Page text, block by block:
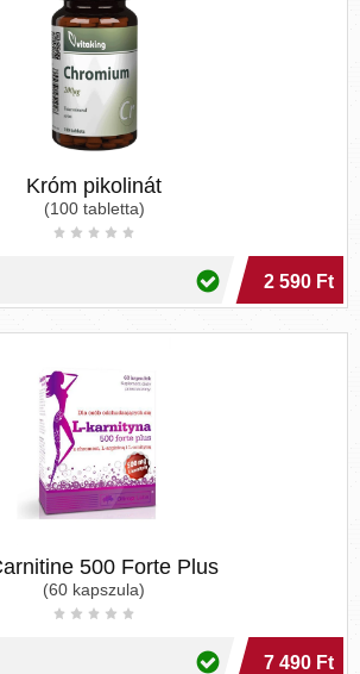
Króm pikolinát
(100 tabletta)
2 590 Ft
500 Forte Plus
(60 kapszula)
7 490 Ft